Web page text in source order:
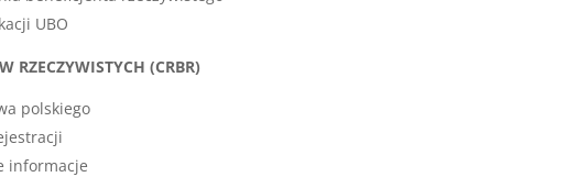
UBO
RZECZYWISTYCH (CRBR)
polskiego
informacje